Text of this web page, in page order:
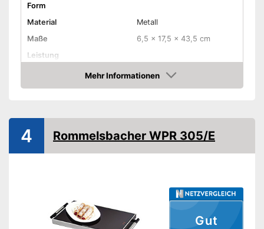
Form
Material
Metall
Maße
6,5 x 17,5 x 43,5 cm
Leistung
Temperatur maximal
Überhitzungsschutz
Farbe
Schwarz, Grau
Mehr Informationen
Amazon
Gut
4 Rommelsbacher WPR 305/E